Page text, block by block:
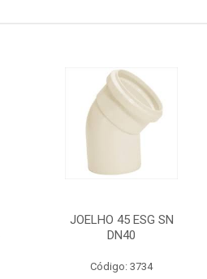
JOELHO 45 ESG SN
DN40
Código: 3734